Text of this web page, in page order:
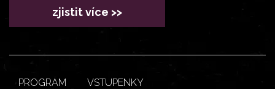
zjistit více >>
PROGRAM
VSTUPENKY